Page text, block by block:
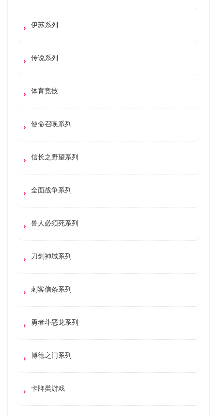
伊苏系列
传说系列
体育竞技
使命召唤系列
信长之野望系列
全面战争系列
兽人必须死系列
刀剑神域系列
刺客信条系列
勇者斗恶龙系列
博德之门系列
卡牌类游戏